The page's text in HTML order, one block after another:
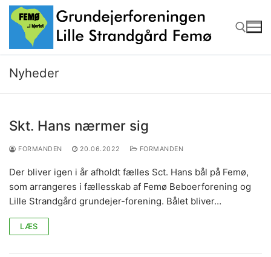
Spring
indhold
Nyheder
Skt. Hans nærmer sig
FORMANDEN 20.06.2022 FORMANDEN
Der bliver igen i år afholdt fælles Sct. Hans bål på Femø,
som arrangeres i fællesskab af Femø Beboerforening og
Lille Strandgård grundejer-forening. Bålet bliver…
LÆS